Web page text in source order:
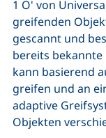
1 O' von
greifenden
gescannt und
bereits
kann basierend
greifen und an
adaptive
Objekten